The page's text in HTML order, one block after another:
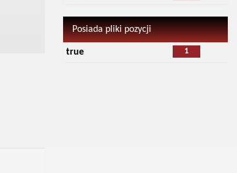
Posiada pliki pozycji
1
true